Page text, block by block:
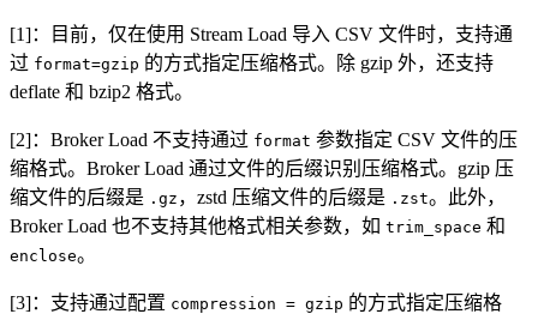
[1]：目前，仅在使用 Stream Load 导入 CSV 文件时，支持通
过 format=gzip 的方式指定压缩格式。除 gzip 外，还支持
deflate 和 bzip2 格式。
[2]：Broker Load 不支持通过 format 参数指定 CSV 文件的压
缩格式。Broker Load 通过文件的后缀识别压缩格式。gzip 压
缩文件的后缀是 .gz ，zstd 压缩文件的后缀是 .zst。此外，
Broker Load 也不支持其他格式相关参数，如 trim_space 和
enclose。
[3]：支持通过配置 compression = gzip 的方式指定压缩格